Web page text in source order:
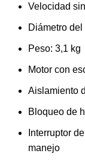
Velocidad
Diámetro
Peso: 3,1 kg
Motor con
Aislamiento
Bloqueo de
Interruptor
manejo